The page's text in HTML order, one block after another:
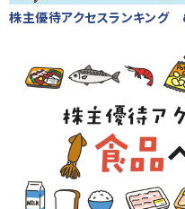
株主優待アクセスランキング